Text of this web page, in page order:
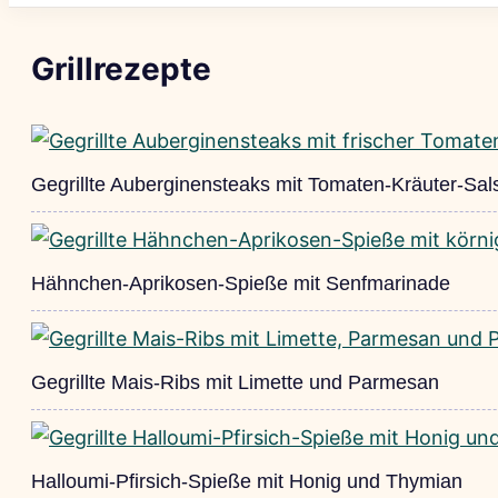
Grillrezepte
Gegrillte Auberginensteaks mit Tomaten-Kräuter-
Hähnchen-Aprikosen-Spieße mit Senfmarinade
Gegrillte Mais-Ribs mit Limette und Parmesan
Halloumi-Pfirsich-Spieße mit Honig und Thymian